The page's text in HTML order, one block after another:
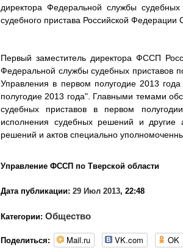
директора Федеральной службы
судебного пристава Российской
Первый заместитель директора ФССП
Федеральной службы судебных приставов
Управления в первом полугодие 2013
полугодие 2013 года". Главными темами
судебных приставов в первом
исполнения судебных решений и другие
решений и актов специально
Управление ФССП по Тверской области
Дата публикации: 29 Июл 2013, 22:48
Категории: Общество
Поделиться: Mail.ru VK.com OK